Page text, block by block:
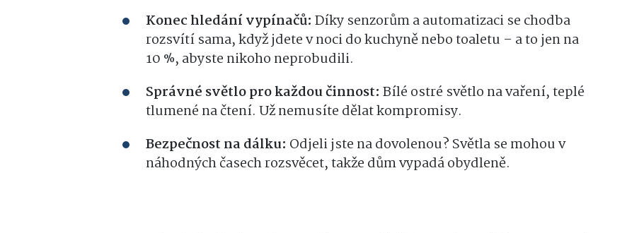
Konec hledání vypínačů: Díky senzorům a automatizaci se chodba
rozsvítí sama, když jdete v noci do kuchyně nebo toaletu – a to jen na
10 %, abyste nikoho neprobudili.
Správné světlo pro každou činnost: Bílé ostré světlo na vaření, teplé
tlumené na čtení. Už nemusíte dělat kompromisy.
Bezpečnost na dálku: Odjeli jste na dovolenou? Světla se mohou v
náhodných časech rozsvěcet, takže dům vypadá obydleně.